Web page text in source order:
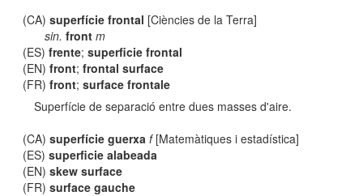
(CA)superfície frontal [Ciències de la Terra]
sin. front m
(ES)frente;superficie frontal
(EN)front;frontal surface
(FR)front;surface frontale
Superfície de separació entre dues masses d'aire.
(CA)superfície guerxa f[Matemàtiques i estadística]
(ES)superficie alabeada
(EN)skew surface
(FR)surface gauche